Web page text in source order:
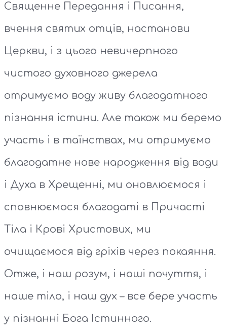
Священне Передання і Писання,
вчення святих отців, настанови
Церкви, і з цього невичерпного
чистого духовного джерела
отримуємо воду живу благодатного
пізнання істини. Але також ми беремо
участь і в таїнствах, ми отримуємо
благодатне нове народження від води
і Духа в Хрещенні, ми оновлюємося і
сповнюємося благодаті в Причасті
Тіла і Крові Христових, ми
очищаємося від гріхів через покаяння.
Отже, і наш розум, і наші почуття, і
наше тіло, і наш дух – все бере участь
у пізнанні Бога Істинного.